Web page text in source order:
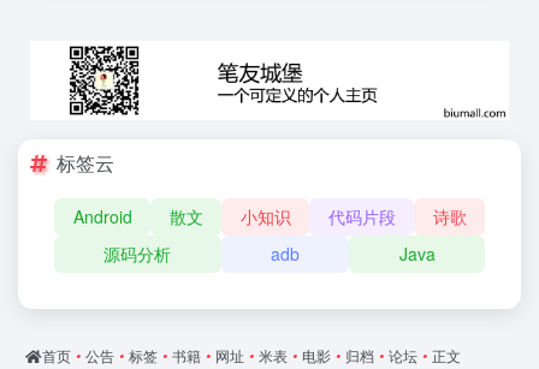
标签云
Android 散文 小知识 代码片段
诗歌
源码分析
adb Java
首页 • 公告 • 标签 • 书籍 • 网址 • 米表 • 电影 • 归档 • 论坛 • 正文